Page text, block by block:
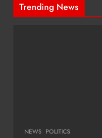
Trending News
NEWS POLITICS